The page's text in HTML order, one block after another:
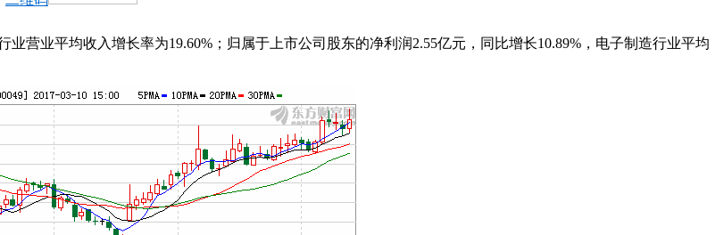
营业平均收入增长率为19.60%；归属于上市公司股东的净利润2.55亿元，同比增长10.89%，电子制造行业平均